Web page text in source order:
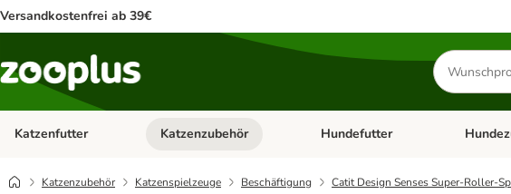
Versandkostenfrei ab 39€
Produkte
suchen
Katzenfutter Kategorie-Menü öffnen: Katzenfutter
Katzenzubehör Kategorie-Menü öffnen:
Hundefutter
Katzenzubehör Katzenspielzeuge Beschäftigung Catit Design Senses Super-Roller-